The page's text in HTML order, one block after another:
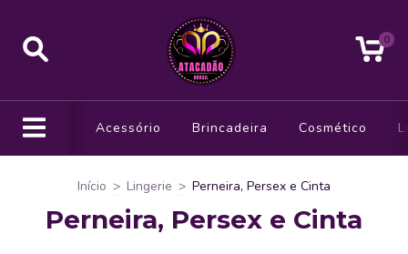
0
Acessório Brincadeira Cosmético
Início > Lingerie > Perneira, Persex e Cinta
Perneira, Persex e Cinta